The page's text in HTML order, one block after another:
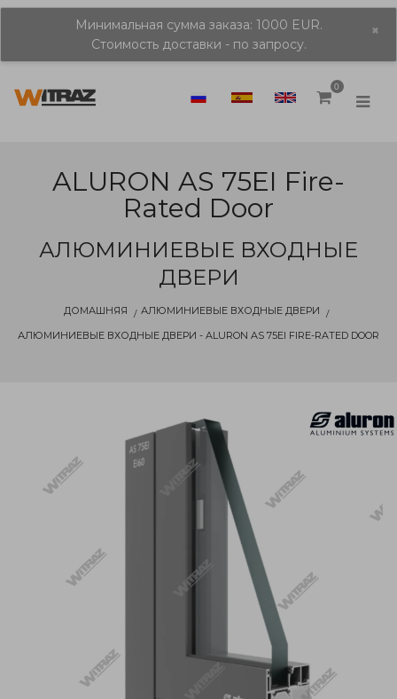
Минимальная сумма заказа: 1000 EUR.
Стоимость доставки - по запросу.
×
0
ALURON AS 75EI Fire-
Rated Door
АЛЮМИНИЕВЫЕ ВХОДНЫЕ
ДВЕРИ
ДОМАШНЯЯ
АЛЮМИНИЕВЫЕ ВХОДНЫЕ ДВЕРИ
АЛЮМИНИЕВЫЕ ВХОДНЫЕ ДВЕРИ - ALURON AS 75EI FIRE-RATED DOOR